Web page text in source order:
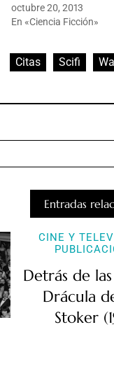
octubre 20, 2013
En «Ciencia Ficción»
Citas Scifi
Entradas
CINE Y
Detrás de
Drácula
Stoker